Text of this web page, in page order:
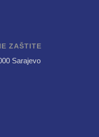
ZAŠTITE
Sarajevo